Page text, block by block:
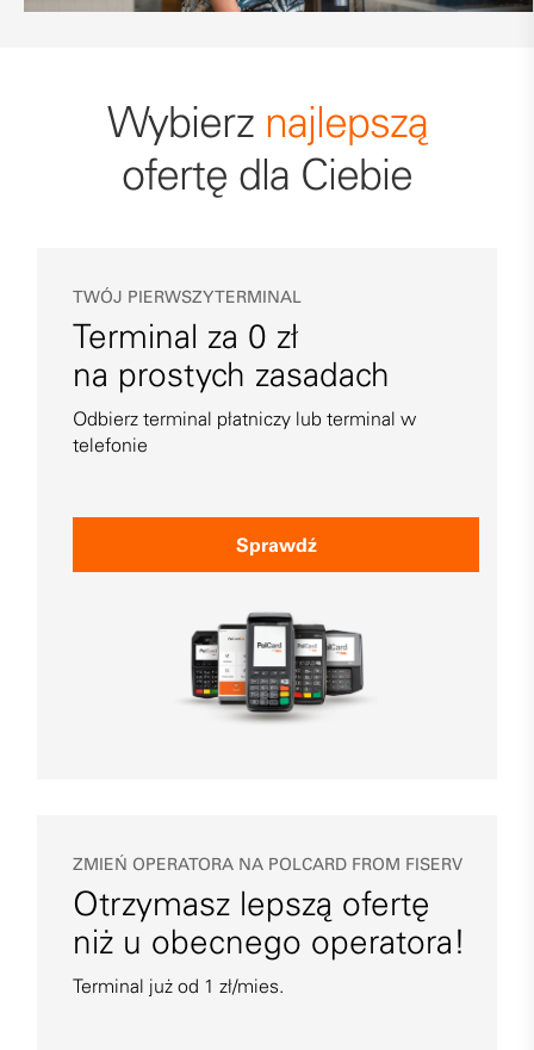
Wybierz najlepszą
ofertę dla Ciebie
TWÓJ PIERWSZY TERMINAL
Terminal za 0 zł
na prostych zasadach
Odbierz terminal płatniczy lub terminal w
telefonie
Sprawdź
ZMIEŃ OPERATORA NA POLCARD FROM FISERV
Otrzymasz lepszą ofertę
niż u obecnego operatora!
Terminal już od 1 zł/mies.